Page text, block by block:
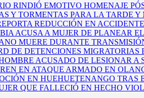
RINDIÓ EMOTIVO HOMENAJE
Y TORMENTAS PARA LA TARDE
REDUCCIÓN EN
ACUSA A MUJER DE PLANEAR
MUERE DURANTE
DE DETENCIONES MIGRATORIAS
ACUSADO DE LESIONAR A
EN ATAQUE ARMADO EN
EN HUEHUETENANGO
QUE FALLECIÓ EN HECHO